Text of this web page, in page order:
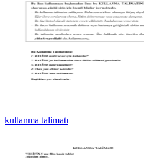
kullanma talimatı